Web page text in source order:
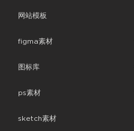
网站模板
figma素材
图标库
ps素材
sketch素材